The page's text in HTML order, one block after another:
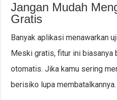
Jangan Mudah
Gratis
Banyak aplikasi menawarkan
Meski gratis, fitur ini biasanya
otomatis. Jika kamu sering
berisiko lupa membatalkannya.